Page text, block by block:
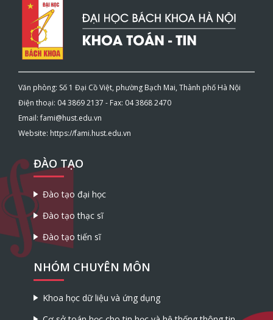
Văn phòng: Số 1 Đại Cồ Việt, phường Bạch Mai, Thành phố Hà Nội
Điện thoại: 04 3869 2137 - Fax: 04 3868 2470
Email: fami@hust.edu.vn
Website: https://fami.hust.edu.vn
ĐÀO TẠO
Đào tạo đại học
Đào tạo thạc sĩ
Đào tạo tiến sĩ
NHÓM CHUYÊN MÔN
Khoa học dữ liệu và ứng dụng